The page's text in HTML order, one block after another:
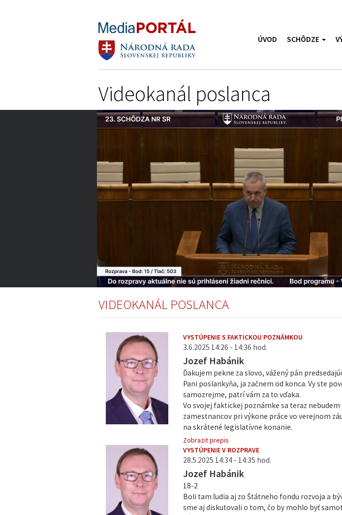
ÚVOD SCHÔDZE
Videokanál poslanca
4:26:13 Volume
VIDEOKANÁL POSLANCA
VYSTÚPENIE S FAKTICKOU POZNÁMKOU
3.6.2025 14:26 - 14:36 hod.
Jozef Habánik
Ďakujem pekne za slovo, vážený pán
Pani poslankyňa, ja začnem od konca. Vy ste
samozrejme, patrí vám za to vďaka.
Vo svojej faktickej poznámke sa teraz
zamestnancov pri výkone práce vo verejnom
na skrátené legislatívne konanie.
Zobrazit prepis
VYSTÚPENIE V ROZPRAVE
28.5.2025 14:34 - 14:35 hod.
Jozef Habánik
18-2
Boli tam ľudia aj zo Štátneho fondu rozvoja a
sme aj diskutovali o tom, čo by mohlo byť